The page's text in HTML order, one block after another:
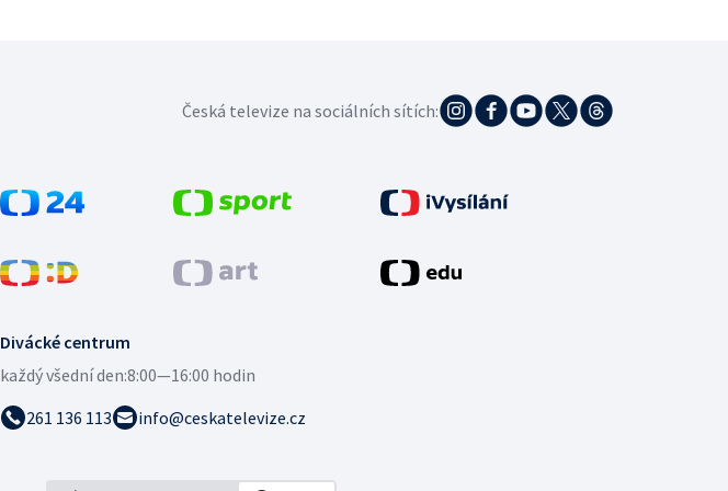
Divácké centrum
každý všední den:8:00—16:00 hodin
261 136 113
info@ceskatelevize.cz
Česká televize na sociálních sítích: